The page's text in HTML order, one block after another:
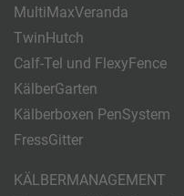
MultiMaxVeranda
TwinHutch
Calf-Tel und FlexyFence
KälberGarten
Kälberboxen PenSystem
FressGitter
KÄLBERMANAGEMENT